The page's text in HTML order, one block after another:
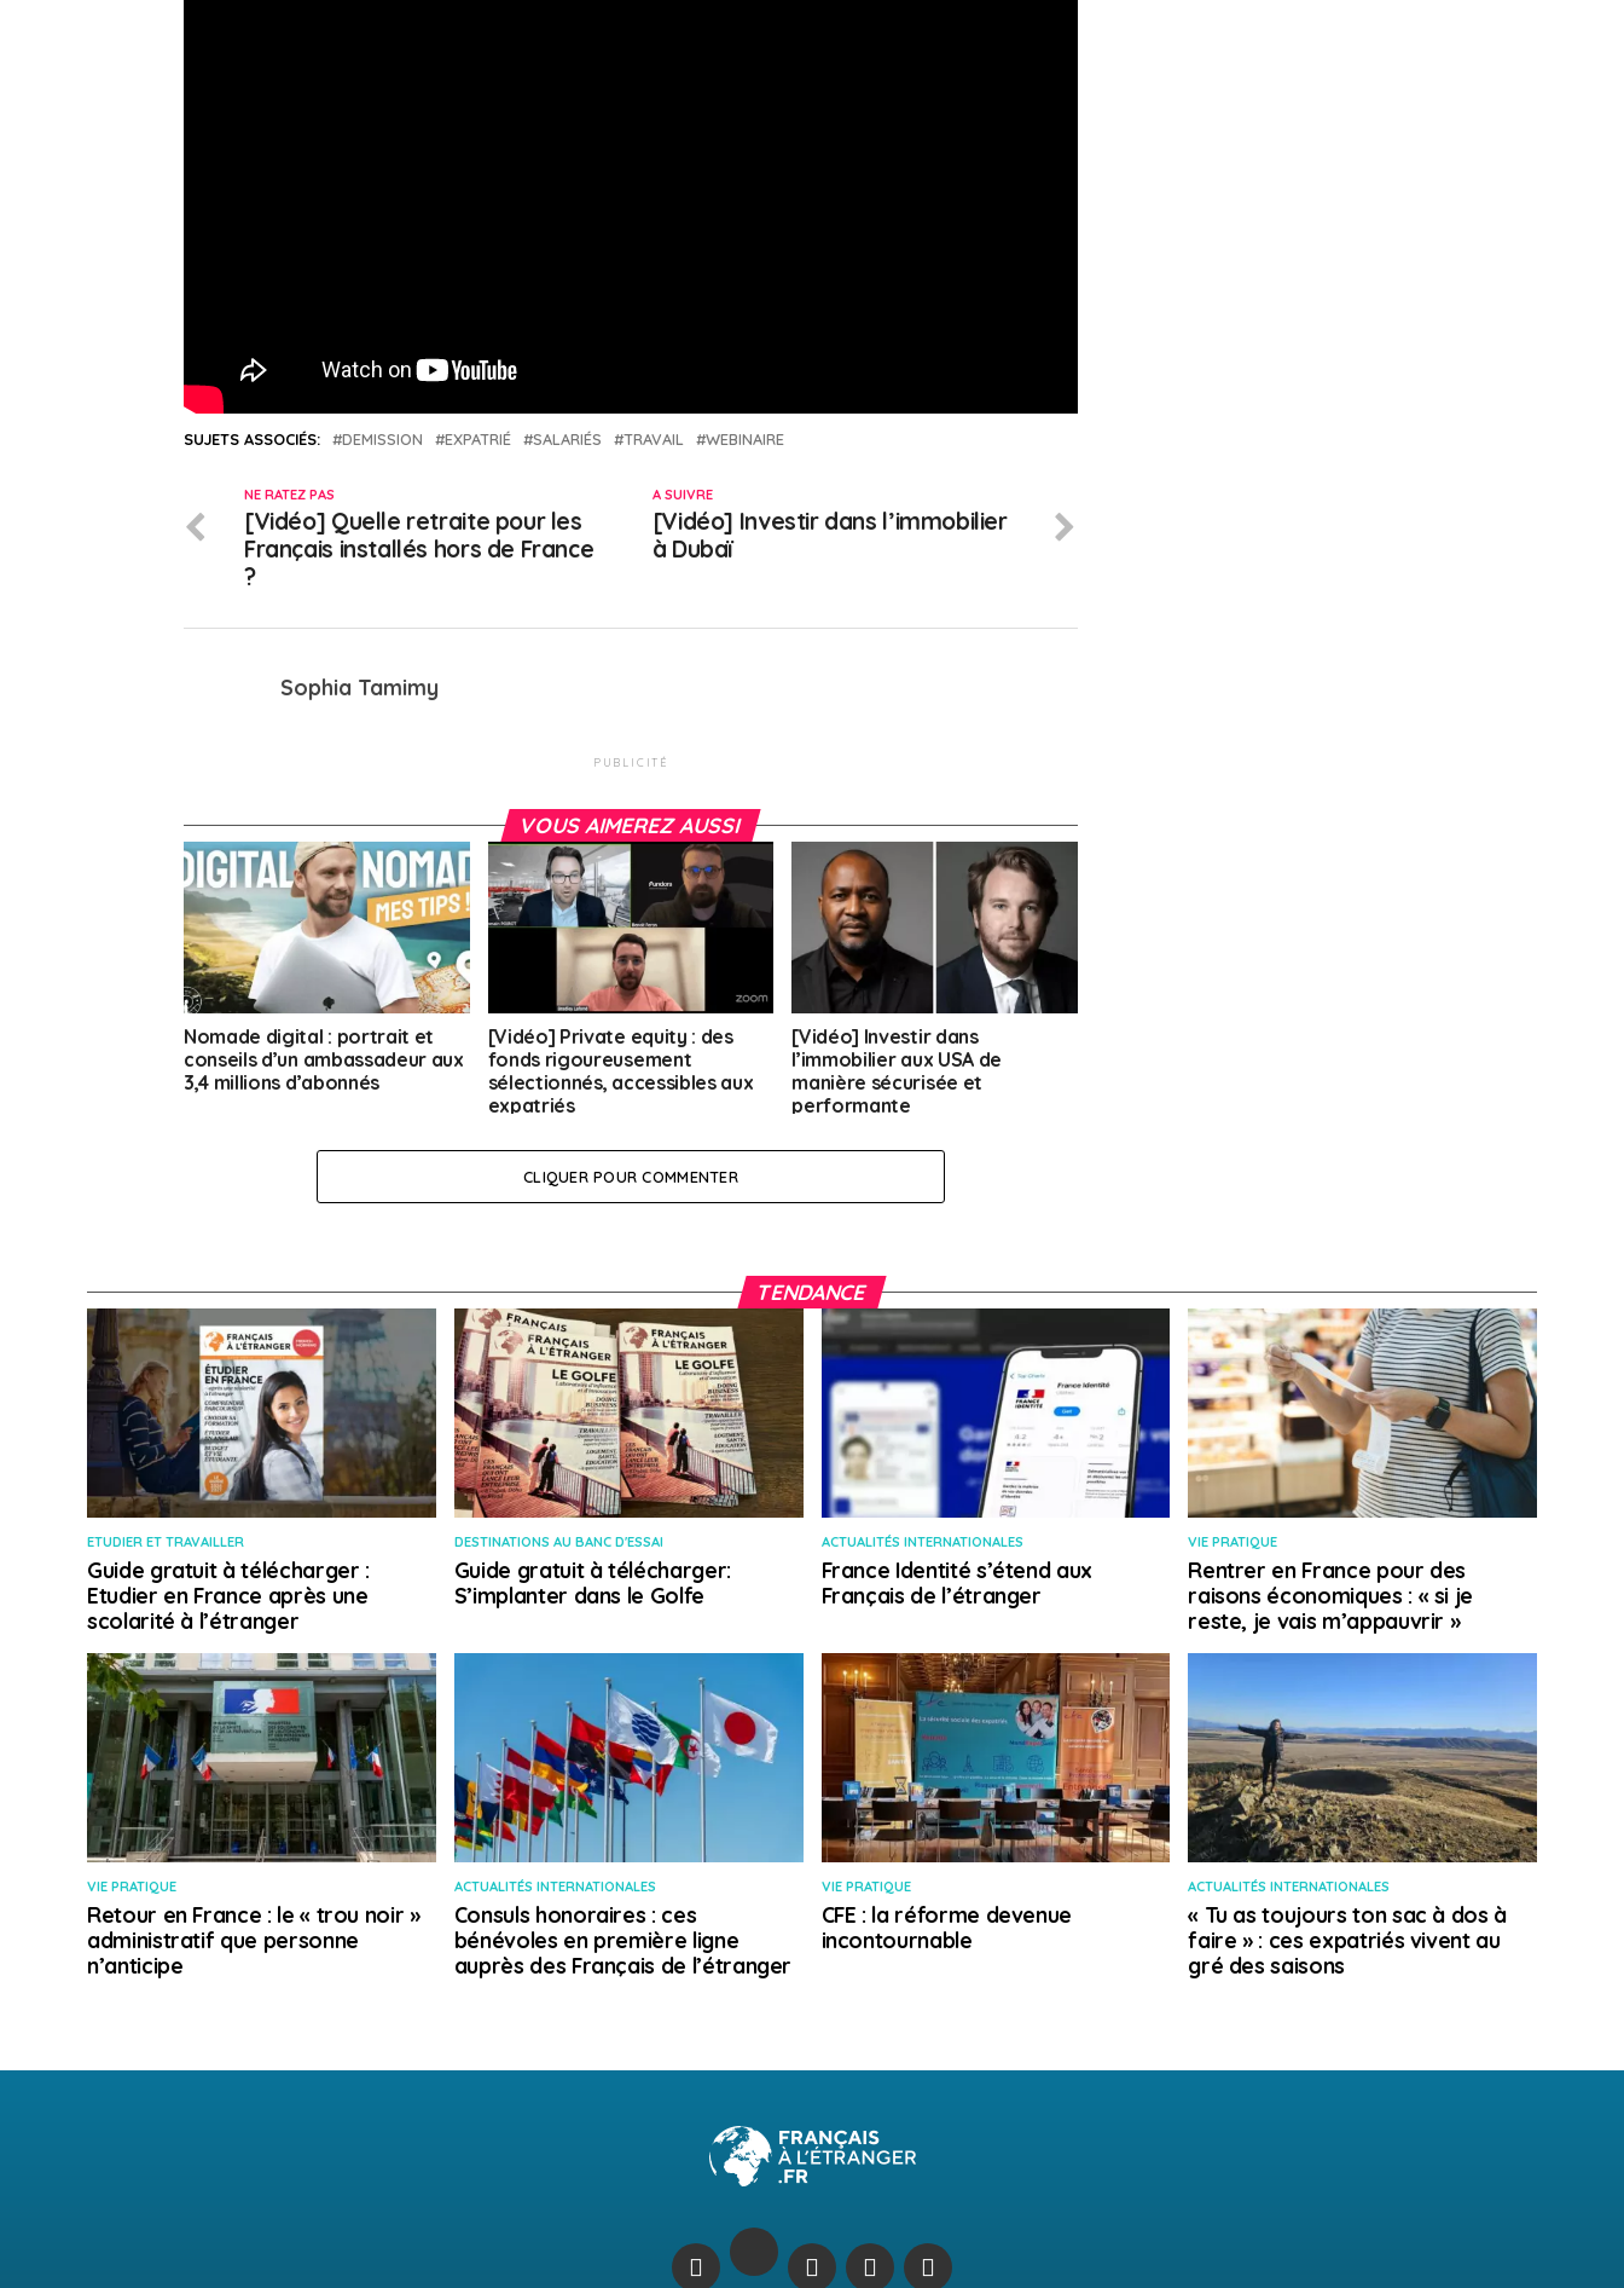
SUJETS ASSOCIÉS: DEMISSION EXPATRIÉ SALARIÉS TRAVAIL WEBINAIRE
A SUIVRE
[Vidéo] Investir dans l’immobilier
à Dubaï
NE RATEZ PAS
[Vidéo] Quelle retraite pour les
Français installés hors de France
?
Sophia Tamimy
PUBLICITÉ
VOUS AIMEREZ AUSSI
Nomade digital : portrait et
conseils d’un ambassadeur aux
3,4 millions d’abonnés
[Vidéo] Private equity : des
fonds rigoureusement
sélectionnés, accessibles aux
expatriés
[Vidéo] Investir dans
l’immobilier aux USA de
manière sécurisée et
performante
CLIQUER POUR COMMENTER
TENDANCE
ETUDIER ET TRAVAILLER
Guide gratuit à télécharger :
Etudier en France après une
scolarité à l’étranger
DESTINATIONS AU BANC D'ESSAI
Guide gratuit à télécharger:
S’implanter dans le Golfe
ACTUALITÉS INTERNATIONALES
France Identité s’étend aux
Français de l’étranger
VIE PRATIQUE
Rentrer en France pour des
raisons économiques : « si je
reste, je vais m’appauvrir »
VIE PRATIQUE
Retour en France : le « trou noir »
administratif que personne
n’anticipe
ACTUALITÉS INTERNATIONALES
Consuls honoraires : ces
bénévoles en première ligne
auprès des Français de l’étranger
VIE PRATIQUE
CFE : la réforme devenue
incontournable
ACTUALITÉS INTERNATIONALES
« Tu as toujours ton sac à dos à
faire » : ces expatriés vivent au
gré des saisons